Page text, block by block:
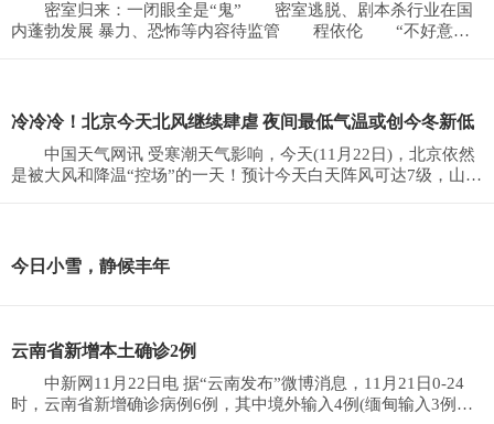
密室归来：一闭眼全是“鬼” 密室逃脱、剧本杀行业在国
内蓬勃发展 暴力、恐怖等内容待监管 程依伦 “不好意
冷冷冷！北京今天北风继续肆虐 夜间最低气温或创今冬新低
中国天气网讯 受寒潮天气影响，今天(11月22日)，北京依然
是被大风和降温“控场”的一天！预计今天白天阵风可达7级，山区
今日小雪，静候丰年
云南省新增本土确诊2例
中新网11月22日电 据“云南发布”微博消息，11月21日0-24
时，云南省新增确诊病例6例，其中境外输入4例(缅甸输入3例、